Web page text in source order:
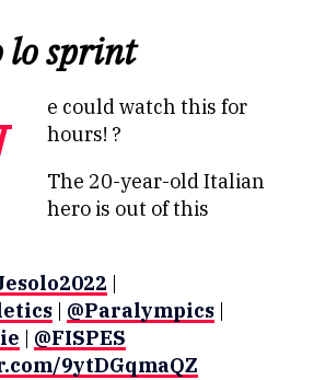
lo sprint
hours! ?
The 20-year-old Italian
hero is out of this
|
| @Paralympics |
| @FISPES
9ytDGqmaQZ